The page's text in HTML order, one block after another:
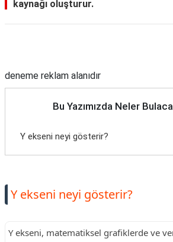
kaynağı oluşturur.
deneme reklam alanıdır
Bu Yazımızda Neler
Y ekseni neyi gösterir?
Y ekseni neyi gösterir?
Y ekseni, matematiksel grafiklerde ve